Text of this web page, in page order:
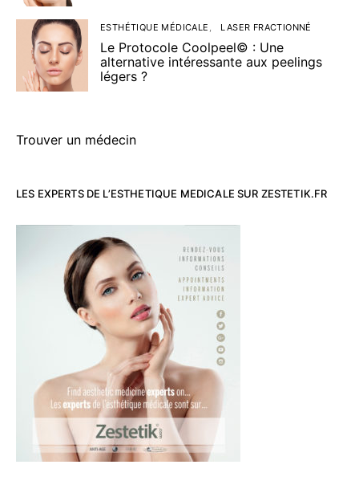
ESTHÉTIQUE MÉDICALE LASER FRACTIONNÉ
Le Protocole Coolpeel© : Une
alternative intéressante aux peelings
légers ?
Trouver un médecin
LES EXPERTS DE L’ESTHETIQUE MEDICALE SUR ZESTETIK.FR